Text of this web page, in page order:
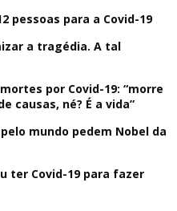
pessoas para a Covid-19
a tragédia. A tal
por Covid-19: “morre
causas, né? É a vida”
mundo pedem Nobel da
ter Covid-19 para fazer